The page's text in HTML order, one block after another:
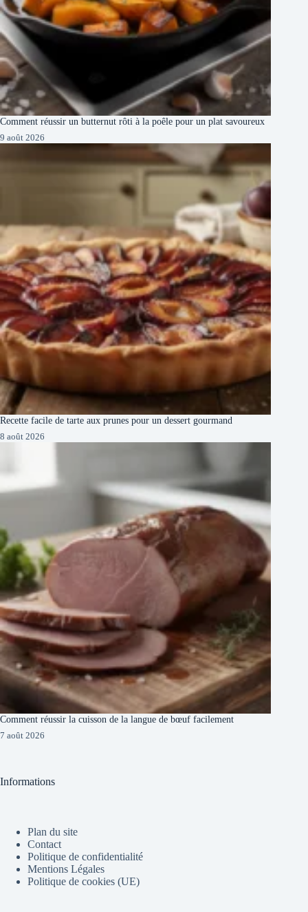
Comment réussir un butternut rôti à la poêle pour un plat savoureux
9 août 2026
Recette facile de tarte aux prunes pour un dessert gourmand
8 août 2026
Comment réussir la cuisson de la langue de bœuf facilement
7 août 2026
Informations
Plan du site
Contact
Politique de confidentialité
Mentions Légales
Politique de cookies (UE)